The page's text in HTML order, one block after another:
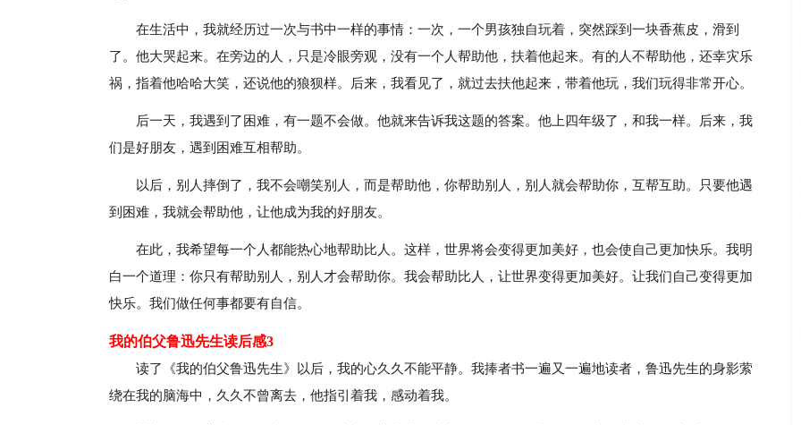
在生活中，我就经历过一次与书中一样的事情：一次，一个男孩独自玩着，突然踩到一块香蕉皮，滑到
了。他大哭起来。在旁边的人，只是冷眼旁观，没有一个人帮助他，扶着他起来。有的人不帮助他，还幸灾乐
祸，指着他哈哈大笑，还说他的狼狈样。后来，我看见了，就过去扶他起来，带着他玩，我们玩得非常开心。
后一天，我遇到了困难，有一题不会做。他就来告诉我这题的答案。他上四年级了，和我一样。后来，我
们是好朋友，遇到困难互相帮助。
以后，别人摔倒了，我不会嘲笑别人，而是帮助他，你帮助别人，别人就会帮助你，互帮互助。只要他遇
到困难，我就会帮助他，让他成为我的好朋友。
在此，我希望每一个人都能热心地帮助比人。这样，世界将会变得更加美好，也会使自己更加快乐。我明
白一个道理：你只有帮助别人，别人才会帮助你。我会帮助比人，让世界变得更加美好。让我们自己变得更加
快乐。我们做任何事都要有自信。
我的伯父鲁迅先生读后感3
读了《我的伯父鲁迅先生》以后，我的心久久不能平静。我捧者书一遍又一遍地读者，鲁迅先生的身影萦
绕在我的脑海中，久久不曾离去，他指引着我，感动着我。